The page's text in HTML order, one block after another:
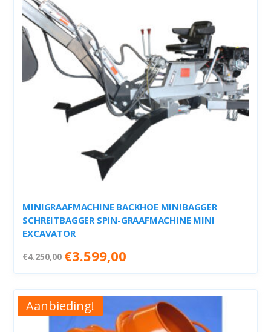
MINIGRAAFMACHINE BACKHOE MINIBAGGER
SCHREITBAGGER SPIN-GRAAFMACHINE MINI
EXCAVATOR
€4.250,00 Oorspronkelijke
prijs
€4.250,00.
€3.599,00
€3.599,00.
Aanbieding!